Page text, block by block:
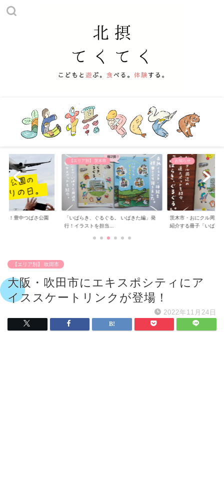
る！豊中つばさ公園
【エリア別】 茨木市
「いばらき、ぐるぐる。 いばきた編」発
行！イラストを担当...
お知らせ
茨木市・おにクル周辺
紹介する冊子「いば...
【エリア別】 吹田市
大阪・吹田市にエキスポシティにア
イススケートリンクが登場！
2022年11月24日